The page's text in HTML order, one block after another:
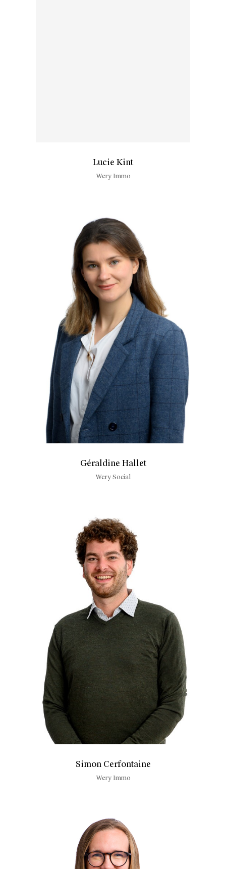
Lucie Kint
Wery Immo
Géraldine Hallet
Wery Social
Simon Cerfontaine
Wery Immo